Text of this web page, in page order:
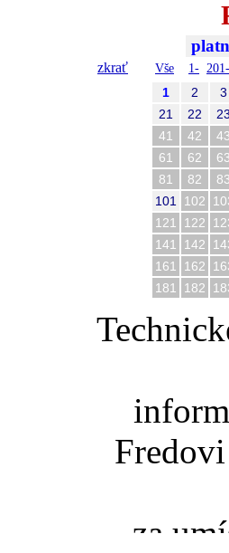
zkrať Vše 1- 201-
1
2 3
21
22 23
41
42 43
61
62 63
81
82 83
101
102
121
122
141
142
161
162
181
182
za